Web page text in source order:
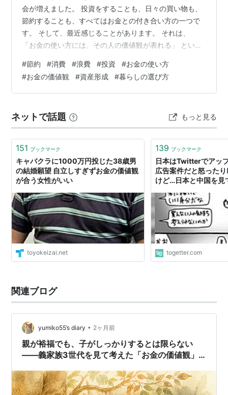
会が増えました。 投資をすることも、日々の買い物も、
節約することも、すべてはお金との付き合い方の一つで
す。 そして、最近感じることがあります。 それは、
「お金の使い方には、その人の価値観が表れる」 という
は人によって違います。 大切なのは、金額や周りの評価
だけで判断することではなく、 「自分にとって、その選
択にはどんな意味があるのか」 を考えることだと思って
4つのお金の使い方について、私なりの考え方を整理しま
す。 「これが正解」という話で…
#節約 #消費 #浪費 #投資 #お金の使い方
#お金の価値観 #資産形成 #暮らしの選び方
ネットで話題 もっと見る
151 ブックマーク
キャバクラに1000万円投じた38歳男
の結婚願望 自立しすぎずお金の価値観
が合う女性がいい
toyokeizai.net
139 ブックマーク
日本はTwitterでアッ
広告案件だと怒った
けど…日本と中国を見
togetter.com
関連ブログ
yumiko55’s diary • 2ヶ月前
親が裕福でも、子がしっかりするとは限らない
――義家族3世代を見て考えた「お金の価値観」